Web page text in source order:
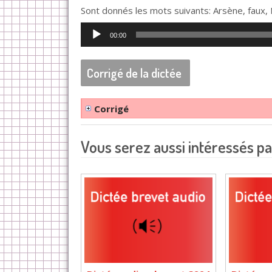
Sont donnés les mots suivants: Arsène, faux,
Lecteur
audio
00:00
Corrigé de la dictée
Corrigé
Vous serez aussi intéressés